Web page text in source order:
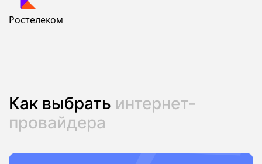
Ростелеком
Как выбрать интернет-
провайдера